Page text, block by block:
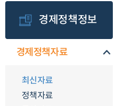
경제정책정보
경제정책자료
최신자료
정책자료